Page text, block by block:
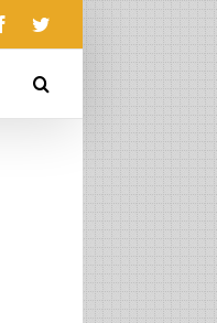
FacebookTwitter